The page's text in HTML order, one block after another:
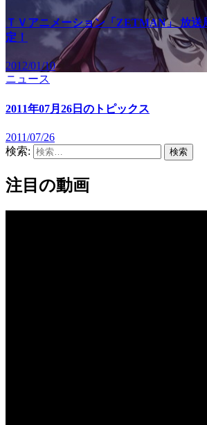
ＴＶアニメーション「ZETMAN」 放送
定！
2012/01/10
ニュース
2011年07月26日のトピックス
2011/07/26
検索:
注目の動画